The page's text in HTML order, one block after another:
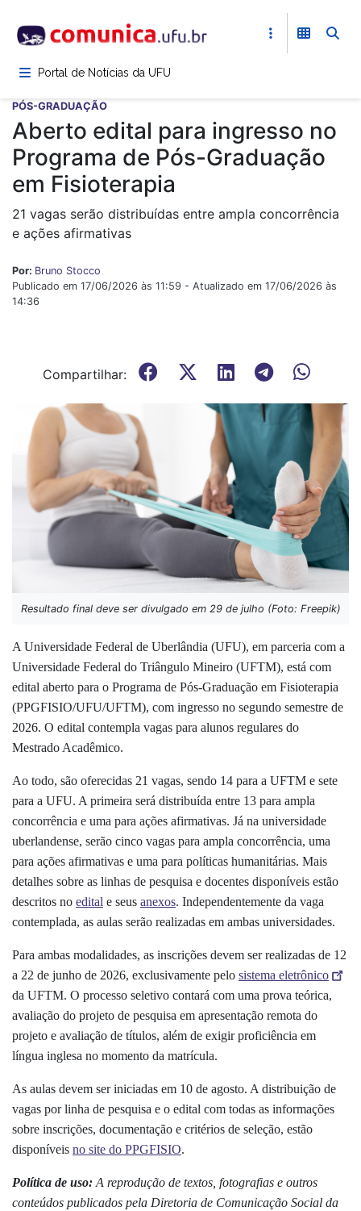
para
conteúdoPortal de Notícias da UFU
PÓS-GRADUAÇÃO
Aberto edital para ingresso no
Programa de Pós-Graduação
em Fisioterapia
21 vagas serão distribuídas entre ampla concorrência
e ações afirmativas
Por: Bruno Stocco
Publicado em 17/06/2026 às 11:59 - Atualizado em 17/06/2026 às
14:36
Compartilhar:
Resultado final deve ser divulgado em 29 de julho (Foto: Freepik)
A Universidade Federal de Uberlândia (UFU), em parceria com a
Universidade Federal do Triângulo Mineiro (UFTM), está com
edital aberto para o Programa de Pós-Graduação em Fisioterapia
(PPGFISIO/UFU/UFTM), com ingresso no segundo semestre de
2026. O edital contempla vagas para alunos regulares do
Mestrado Acadêmico.
Ao todo, são oferecidas 21 vagas, sendo 14 para a UFTM e sete
para a UFU. A primeira será distribuída entre 13 para ampla
concorrência e uma para ações afirmativas. Já na universidade
uberlandense, serão cinco vagas para ampla concorrência, uma
para ações afirmativas e uma para políticas humanitárias. Mais
detalhes sobre as linhas de pesquisa e docentes disponíveis estão
descritos no edital e seus anexos. Independentemente da vaga
contemplada, as aulas serão realizadas em ambas universidades.
Para ambas modalidades, as inscrições devem ser realizadas de 12
a 22 de junho de 2026, exclusivamente pelo sistema eletrônico
da UFTM. O processo seletivo contará com uma prova teórica,
avaliação do projeto de pesquisa em apresentação remota do
projeto e avaliação de títulos, além de exigir proficiência em
língua inglesa no momento da matrícula.
As aulas devem ser iniciadas em 10 de agosto. A distribuição de
vagas por linha de pesquisa e o edital com todas as informações
sobre inscrições, documentação e critérios de seleção, estão
disponíveis no site do PPGFISIO.
Política de uso: A reprodução de textos, fotografias e outros
conteúdos publicados pela Diretoria de Comunicação Social da